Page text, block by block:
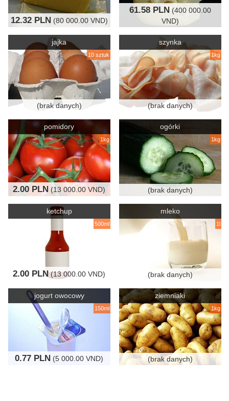
12.32 PLN (80 000.00 VND)
61.58 PLN (400 000.00
VND)
jajka
10 sztuk
(brak danych)
szynka
1kg
(brak danych)
pomidory
1kg
2.00 PLN (13 000.00 VND)
ogórki
1kg
(brak danych)
ketchup
500ml
2.00 PLN(13 000.00 VND)
mleko
1l
(brak danych)
jogurt owocowy
150ml
0.77 PLN (5 000.00 VND)
ziemniaki
1kg
(brak danych)